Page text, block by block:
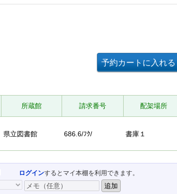
所蔵館 請求番号 配架場所
県立図書館 686.6/ﾌｸ/ 書庫１
ログインするとマイ本棚を利用できます。